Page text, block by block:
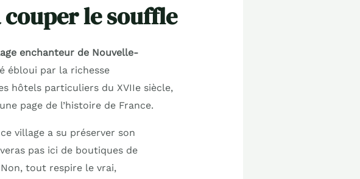
le souffle
enchanteur de Nouvelle-
ébloui par la richesse
hôtels particuliers du XVIIe siècle,
page de l’histoire de France.
village a su préserver son
pas ici de boutiques de
tout respire le vrai,